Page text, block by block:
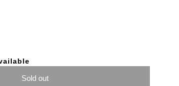
Sold out